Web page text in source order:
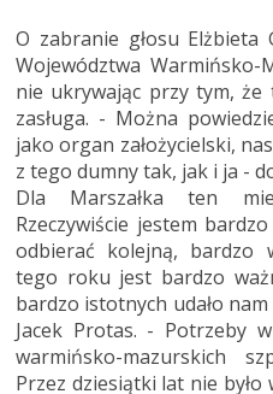
O zabranie głosu Elżbieta
Województwa Warmińsko-
nie ukrywając przy tym,
zasługa. - Można
jako organ założycielski,
z tego dumny tak, jak i ja -
Dla Marszałka ten
Rzeczywiście jestem
odbierać kolejną, bardzo
tego roku jest bardzo
bardzo istotnych udało
Jacek Protas. - Potrzeby
warmińsko-mazurskich
Przez dziesiątki lat nie